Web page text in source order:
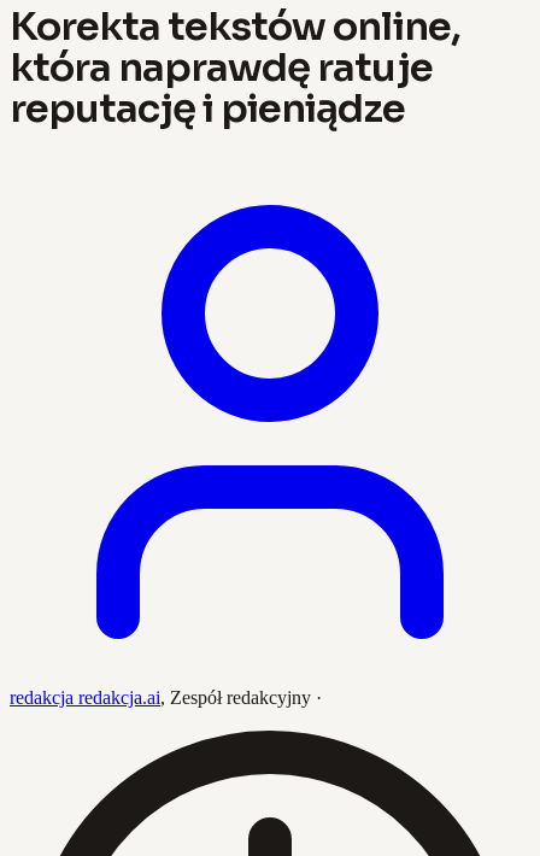
Korekta tekstów online,
która naprawdę ratuje
reputację i pieniądze
redakcja redakcja.ai, Zespół redakcyjny ·